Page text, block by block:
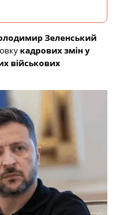
Зеленський
кадрових змін у
військових